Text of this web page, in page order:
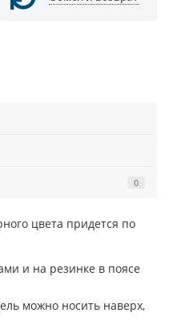
0
цвета придется по
и на резинке в поясе
можно носить наверх,